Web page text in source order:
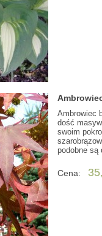
Ambrowiec
dość
swoim
podobne są
Cena: